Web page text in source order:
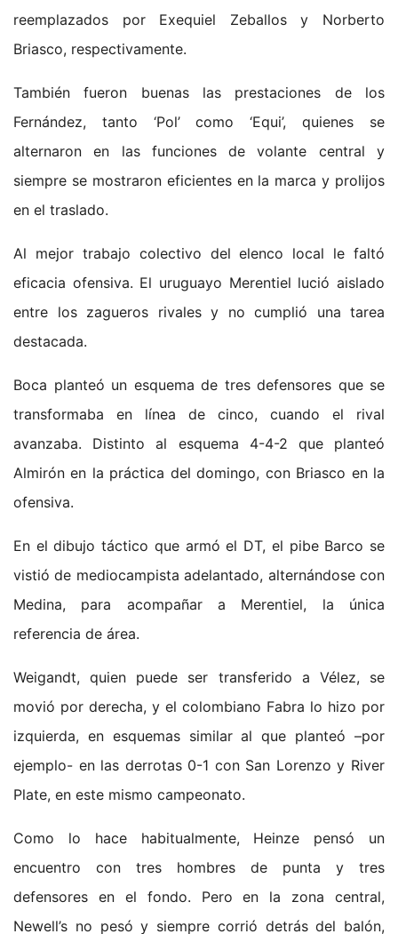
reemplazados por Exequiel Zeballos y Norberto
Briasco, respectivamente.
También fueron buenas las prestaciones de los
Fernández, tanto ‘Pol’ como ‘Equi’, quienes se
alternaron en las funciones de volante central y
siempre se mostraron eficientes en la marca y prolijos
en el traslado.
Al mejor trabajo colectivo del elenco local le faltó
eficacia ofensiva. El uruguayo Merentiel lució aislado
entre los zagueros rivales y no cumplió una tarea
destacada.
Boca planteó un esquema de tres defensores que se
transformaba en línea de cinco, cuando el rival
avanzaba. Distinto al esquema 4-4-2 que planteó
Almirón en la práctica del domingo, con Briasco en la
ofensiva.
En el dibujo táctico que armó el DT, el pibe Barco se
vistió de mediocampista adelantado, alternándose con
Medina, para acompañar a Merentiel, la única
referencia de área.
Weigandt, quien puede ser transferido a Vélez, se
movió por derecha, y el colombiano Fabra lo hizo por
izquierda, en esquemas similar al que planteó –por
ejemplo- en las derrotas 0-1 con San Lorenzo y River
Plate, en este mismo campeonato.
Como lo hace habitualmente, Heinze pensó un
encuentro con tres hombres de punta y tres
defensores en el fondo. Pero en la zona central,
Newell’s no pesó y siempre corrió detrás del balón,